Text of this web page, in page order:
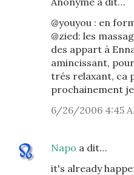
@youyou : en
@zied: les
des appart à
amincissant,
trés relaxant, ca
prochainement
6/26/2006 4:45
Napo a dit…
it's already